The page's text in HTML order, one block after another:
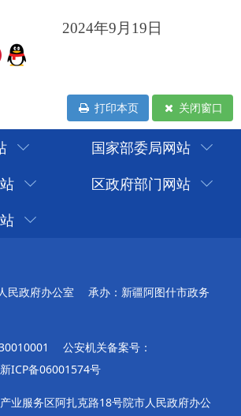
打印本页 关闭窗口
国家部委局网站
区政府部门网站
民政府办公室
承办：新疆阿图什市政务
公安机关备案号：
新ICP备06001574号
业服务区阿扎克路18号院市人民政府办公